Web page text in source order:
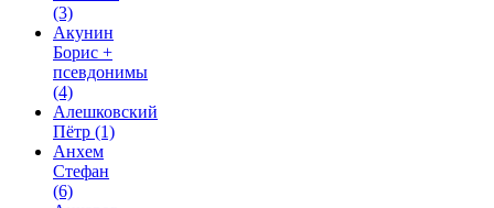
(3)
Акунин
Борис +
псевдонимы
(4)
Алешковский
Пётр (1)
Анхем
Стефан
(6)